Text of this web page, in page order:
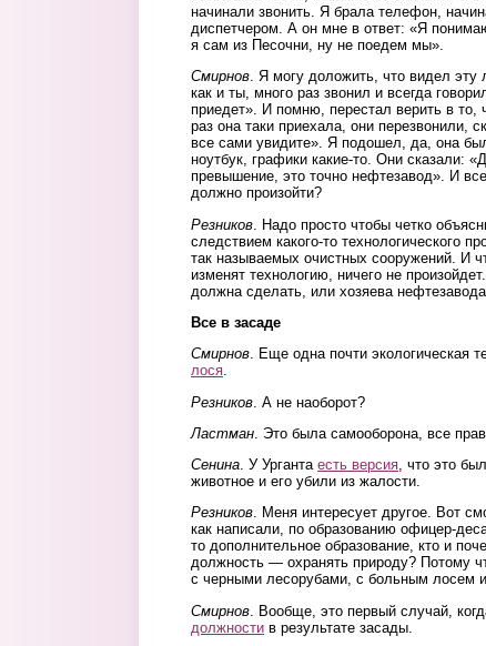
начинали звонить. Я брала телефон,
диспетчером. А он мне в ответ: «Я
я сам из Песочни, ну не поедем мы».
Смирнов. Я могу доложить, что видел
как и ты, много раз звонил и всегда
приедет». И помню, перестал верить в то,
раз она таки приехала, они перезвонили,
все сами увидите». Я подошел, да, она
ноутбук, графики какие-то. Они сказали:
превышение, это точно нефтезавод». И
должно произойти?
Резников . Надо просто чтобы четко
следствием какого-то технологического
так называемых очистных сооружений. И
изменят технологию, ничего не
должна сделать, или хозяева нефтезавода.
Все в засаде
Смирнов. Еще одна почти экологическая
лося.
Резников . А не наоборот?
Ластман . Это была самооборона, все
Сенина. У Урганта есть версия, что это
животное и его убили из жалости.
Резников. Меня интересует другое. Вот
как написали, по образованию офицер-
то дополнительное образование, кто и
должность — охранять природу? Потому
с черными лесорубами, с больным лосем
Смирнов . Вообще, это первый случай,
должности в результате засады.